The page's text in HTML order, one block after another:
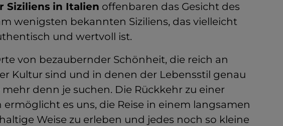
Siziliens in Italien offenbaren das Gesicht des
wenigsten bekannten Siziliens, das vielleicht
und wertvoll ist.
von bezaubernder Schönheit, die reich an
Kultur sind und in denen der Lebensstil genau
denn je suchen. Die Rückkehr zu einer
es uns, die Reise in einem langsamen
Weise zu erleben und jedes noch so kleine